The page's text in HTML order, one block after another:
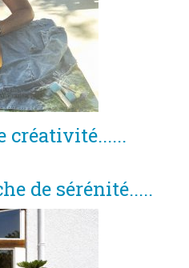
créativité......
de sérénité.....